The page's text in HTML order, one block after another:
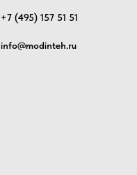
+7 (495) 157 51 51
info@modinteh.ru